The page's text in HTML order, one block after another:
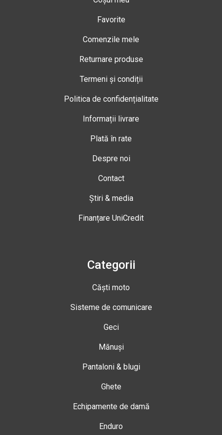
Favorite
Comenzile mele
Returnare produse
Termeni și condiții
Politica de confidențialitate
Informații livrare
Plată în rate
Despre noi
Contact
Știri & media
Finanțare UniCredit
Categorii
Căști moto
Sisteme de comunicare
Geci
Mănuși
Pantaloni & blugi
Ghete
Echipamente de damă
Enduro